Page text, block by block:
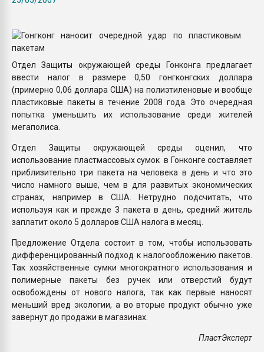
Отдел Защиты окружающей среды Гонконга предлагает
ввести налог в размере 0,50 гонгконгских доллара
(примерно 0,06 доллара США) на полиэтиленовые и вообще
пластиковые пакеты в течение 2008 года. Это очередная
попытка уменьшить их использование среди жителей
мегаполиса.
Отдел Защиты окружающей среды оценил, что
использование пластмассовых сумок в Гонконге составляет
приблизительно три пакета на человека в день и что это
число намного выше, чем в для развитых экономических
странах, например в США. Нетрудно подсчитать, что
используя как и прежде 3 пакета в день, средний житель
заплатит около 5 долларов США налога в месяц.
Предложение Отдела состоит в том, чтобы использовать
дифференцированный подход к налогообложению пакетов.
Так хозяйственные сумки многократного использования и
полимерные пакеты без ручек или отверстий будут
освобождены от нового налога, так как первые наносят
меньший вред экологии, а во вторые продукт обычно уже
завернут до продажи в магазинах.
ПластЭксперт